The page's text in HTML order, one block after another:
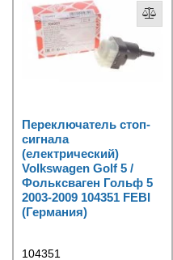
Переключатель стоп-
сигнала
(електрический)
Volkswagen Golf 5 /
Фольксваген Гольф 5
2003-2009 104351 FEBI
(Германия)
104351